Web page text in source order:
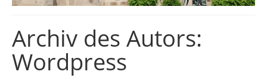
Georgsbote
Für Familien
Archiv des Autors:
Wordpress